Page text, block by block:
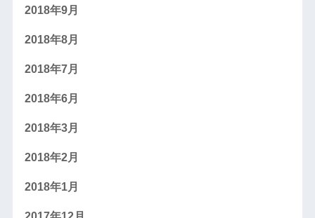
2018年9月
2018年8月
2018年7月
2018年6月
2018年3月
2018年2月
2018年1月